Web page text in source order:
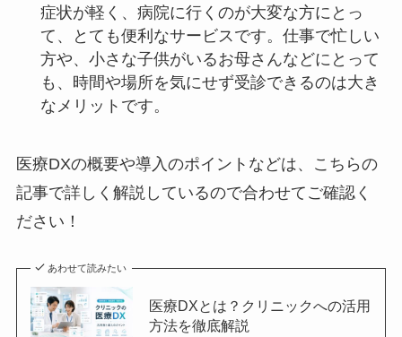
症状が軽く、病院に行くのが大変な方にとっ
て、とても便利なサービスです。仕事で忙しい
方や、小さな子供がいるお母さんなどにとって
も、時間や場所を気にせず受診できるのは大き
なメリットです。
医療DXの概要や導入のポイントなどは、こちらの
記事で詳しく解説しているので合わせてご確認く
ださい！
あわせて読みたい
医療DXとは？クリニックへの活用
方法を徹底解説